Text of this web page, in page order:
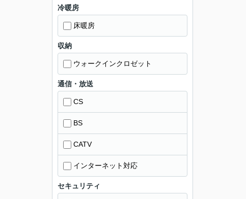
冷暖房
床暖房
収納
ウォークインクロゼット
通信・放送
CS
BS
CATV
インターネット対応
セキュリティ